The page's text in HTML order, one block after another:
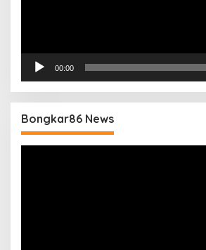
00:00
Bongkar86 News